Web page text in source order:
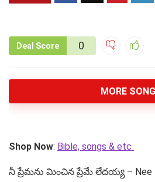
Deal Score 0
MORE
Shop Now: Bible, songs & etc
నీ ప్రేమను మించిన ప్రేమే లేదయ్య – Nee